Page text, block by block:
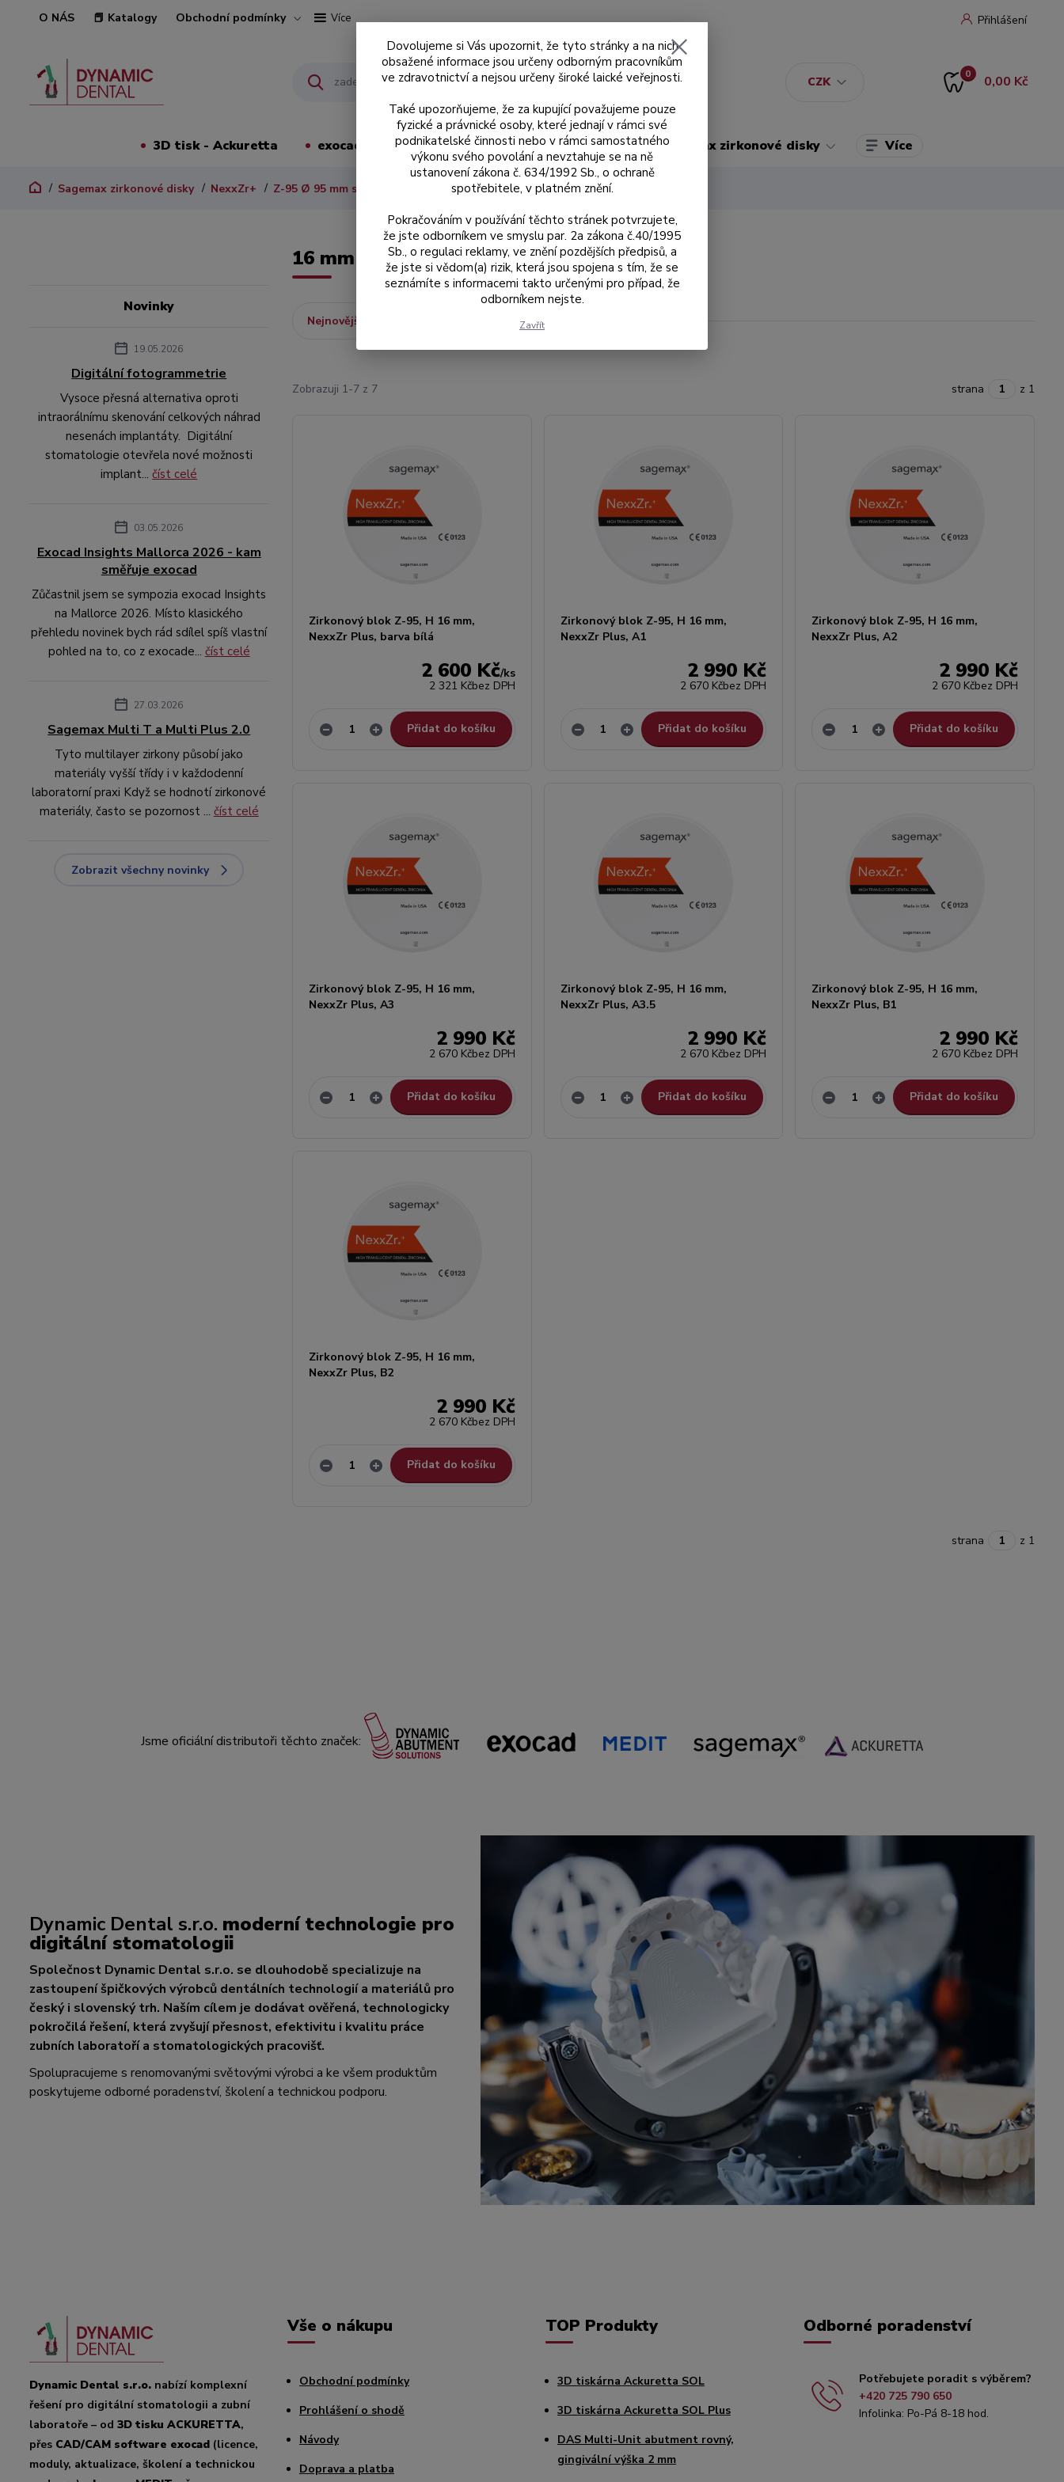
O NÁS 📕 Katalogy Obchodní podmínky Více
CZK
Přihlášení
Hledat 0 0,00 Kč
3D tisk - Ackuretta exocad Skenery MEDIT Sagemax Sagemax zirkonové disky Více
Sagemax zirkonové disky NexxZr+ Z-95 Ø 95 mm se zářezy 16 mm
16 mm
Nejnovější Nejdražší
Zobrazuji 1-7 z 7 strana z 1
Zirkonový blok Z-95, H 16 mm,
NexxZr Plus, barva bílá
2 600 Kč/ks
2 321 Kčbez DPH
Přidat do košíku
Zirkonový blok Z-95, H 16 mm,
NexxZr Plus, A1
2 990 Kč
2 670 Kčbez DPH
Přidat do košíku
Zirkonový blok Z-95, H 16 mm,
NexxZr Plus, A2
2 990 Kč
2 670 Kčbez DPH
Přidat do košíku
Zirkonový blok Z-95, H 16 mm,
NexxZr Plus, A3
2 990 Kč
2 670 Kčbez DPH
Přidat do košíku
Zirkonový blok Z-95, H 16 mm,
NexxZr Plus, A3.5
2 990 Kč
2 670 Kčbez DPH
Přidat do košíku
Zirkonový blok Z-95, H 16 mm,
NexxZr Plus, B1
2 990 Kč
2 670 Kčbez DPH
Přidat do košíku
Zirkonový blok Z-95, H 16 mm,
NexxZr Plus, B2
2 990 Kč
2 670 Kčbez DPH
Přidat do košíku
strana z 1
Novinky
19.05.2026
Digitální fotogrammetrie
Vysoce přesná alternativa oproti
intraorálnímu skenování celkových náhrad
nesenách implantáty. Digitální
stomatologie otevřela nové možnosti
implant...číst celé
03.05.2026
Exocad Insights Mallorca 2026 - kam
směřuje exocad
Zůčastnil jsem se sympozia exocad Insights
na Mallorce 2026. Místo klasického
přehledu novinek bych rád sdílel spíš vlastní
pohled na to, co z exocade... číst celé
27.03.2026
Sagemax Multi T a Multi Plus 2.0
Tyto multilayer zirkony působí jako
materiály vyšší třídy i v každodenní
laboratorní praxi Když se hodnotí zirkonové
materiály, často se pozornost ... číst celé
Zobrazit všechny novinky
Jsme oficiální distributoři těchto značek:
Dynamic Dental s.r.o. moderní technologie pro
digitální stomatologii
Společnost Dynamic Dental s.r.o. se dlouhodobě specializuje na
zastoupení špičkových výrobců dentálních technologií a materiálů pro
český i slovenský trh. Naším cílem je dodávat ověřená, technologicky
pokročilá řešení, která zvyšují přesnost, efektivitu i kvalitu práce
zubních laboratoří a stomatologických pracovišť.
Spolupracujeme s renomovanými světovými výrobci a ke všem produktům
poskytujeme odborné poradenství, školení a technickou podporu.
Dynamic Dental s.r.o. nabízí komplexní
řešení pro digitální stomatologii a zubní
laboratoře – od 3D tisku ACKURETTA,
přes CAD/CAM software exocad (licence,
moduly, aktualizace, školení a technickou
Vše o nákupu
Obchodní podmínky
Prohlášení o shodě
Návody
Doprava a platba
TOP Produkty
3D tiskárna Ackuretta SOL
3D tiskárna Ackuretta SOL Plus
DAS Multi-Unit abutment rovný,
gingivální výška 2 mm
Odborné poradenství
Potřebujete poradit s výběrem?
+420 725 790 650
Infolinka: Po-Pá 8-18 hod.
Dovolujeme si Vás upozornit, že tyto stránky a na nich
obsažené informace jsou určeny odborným pracovníkům
ve zdravotnictví a nejsou určeny široké laické veřejnosti.
Také upozorňujeme, že za kupující považujeme pouze
fyzické a právnické osoby, které jednají v rámci své
podnikatelské činnosti nebo v rámci samostatného
výkonu svého povolání a nevztahuje se na ně
ustanovení zákona č. 634/1992 Sb., o ochraně
spotřebitele, v platném znění.
Pokračováním v používání těchto stránek potvrzujete,
že jste odborníkem ve smyslu par. 2a zákona č.40/1995
Sb., o regulaci reklamy, ve znění pozdějších předpisů, a
že jste si vědom(a) rizik, která jsou spojena s tím, že se
seznámíte s informacemi takto určenými pro případ, že
odborníkem nejste.
Zavřít